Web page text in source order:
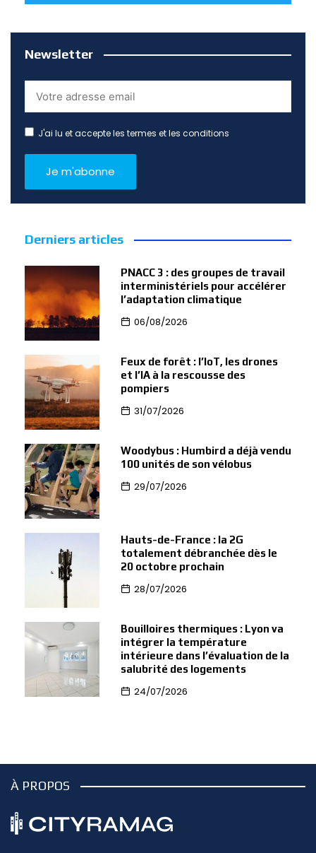
Newsletter
J'ai lu et accepte les termes et les conditions
Derniers articles
PNACC 3 : des groupes de travail
interministériels pour accélérer
l’adaptation climatique
06/08/2026
Feux de forêt : l’IoT, les drones
et l’IA à la rescousse des
pompiers
31/07/2026
Woodybus : Humbird a déjà vendu
100 unités de son vélobus
29/07/2026
Hauts-de-France : la 2G
totalement débranchée dès le
20 octobre prochain
28/07/2026
Bouilloires thermiques : Lyon va
intégrer la température
intérieure dans l’évaluation de la
salubrité des logements
24/07/2026
À PROPOS